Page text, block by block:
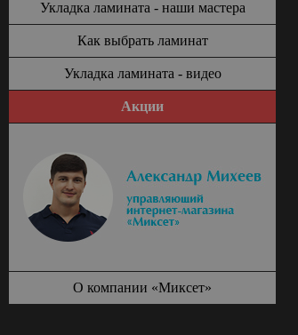
Укладка ламината - наши мастера
Как выбрать ламинат
Укладка ламината - видео
Акции
О компании «Миксет»